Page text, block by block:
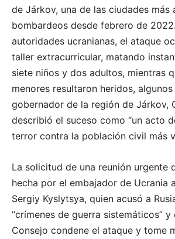
de Járkov, una de las ciudades
bombardeos desde febrero de
autoridades ucranianas, el ataque
taller extracurricular, matando
siete niños y dos adultos, mientras
menores resultaron heridos,
gobernador de la región de Járkov,
describió el suceso como “un acto
terror contra la población civil más
La solicitud de una reunión urgente
hecha por el embajador de Ucrania
Sergiy Kyslytsya, quien acusó a
“crímenes de guerra sistemáticos”
Consejo condene el ataque y tome